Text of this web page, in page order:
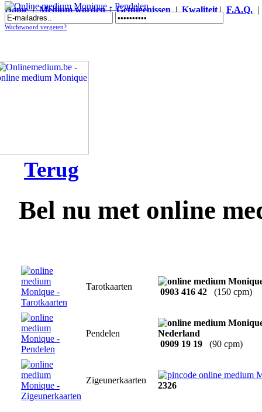
Home|Medium worden|Getuigenissen|Kwaliteit| F.A.Q.
Online medium Monique - Pendelen
Wachtwoord vergeten?
Terug
Bel nu met online
Tarotkaarten
0903 416 42 (150 cpm)
Pendelen
0909 19 19
(90 cpm)
Zigeunerkaarten
2326